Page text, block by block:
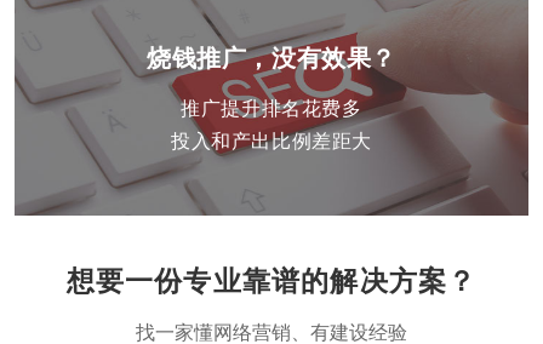
烧钱推广，没有效果？
推广提升排名花费多
投入和产出比例差距大
想要一份专业靠谱的解决方案？
找一家懂网络营销、有建设经验